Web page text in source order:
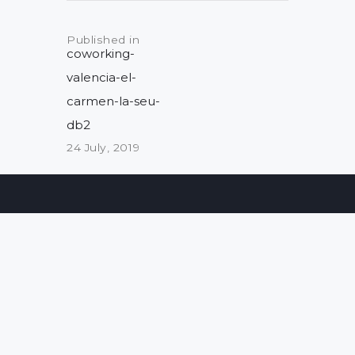
navigation
Published in
coworking-
valencia-el-
carmen-la-seu-
db2
24 July, 2019